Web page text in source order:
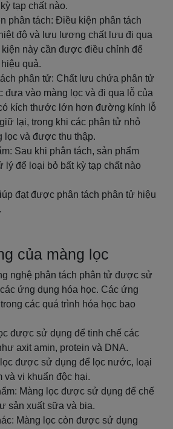
tạp chất nào.
phân tách: Điều kiện phân tách
độ và lưu lượng chất lưu đi qua
này cần được điều chỉnh để
quả.
phân tử: Chất lưu chứa phân tử
đưa vào màng lọc và đi qua lỗ của
kích thước lớn hơn đường kính lỗ
lại, trong khi các phân tử nhỏ
lọc và được thu thập.
Sau khi phân tách, sản phẩm
lý để loại bỏ bất kỳ tạp chất nào
đạt được phân tách phân tử hiệu
của màng lọc
nghệ phân tách phân tử được sử
ứng dụng hóa học. Các ứng
các quá trình hóa học bao
được sử dụng để tinh chế các
axit amin, protein và DNA.
được sử dụng để lọc nước, loại
và vi khuẩn độc hại.
Màng lọc được sử dụng để chế
sản xuất sữa và bia.
Màng lọc còn được sử dụng